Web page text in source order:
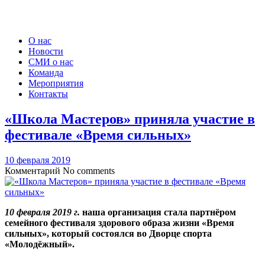
О нас
Новости
СМИ о нас
Команда
Мероприятия
Контакты
«Школа Мастеров» приняла участие в
фестивале «Время сильных»
10 февраля 2019
Комментарий No comments
10 февраля 2019 г. наша организация стала партнёром
семейного фестиваля здорового образа жизни «Время
сильных», который состоялся во Дворце спорта
«Молодёжный».